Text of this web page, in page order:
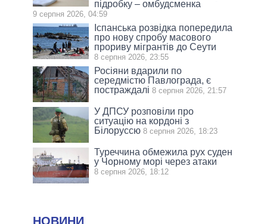
підробку – омбудсменка
9 серпня 2026, 04:59
Іспанська розвідка попередила
про нову спробу масового
прориву мігрантів до Сеути
8 серпня 2026, 23:55
Росіяни вдарили по
середмістю Павлограда, є
постраждалі 8 серпня 2026, 21:57
У ДПСУ розповіли про
ситуацію на кордоні з
Білоруссю 8 серпня 2026, 18:23
Туреччина обмежила рух суден
у Чорному морі через атаки
8 серпня 2026, 18:12
НОВИНИ